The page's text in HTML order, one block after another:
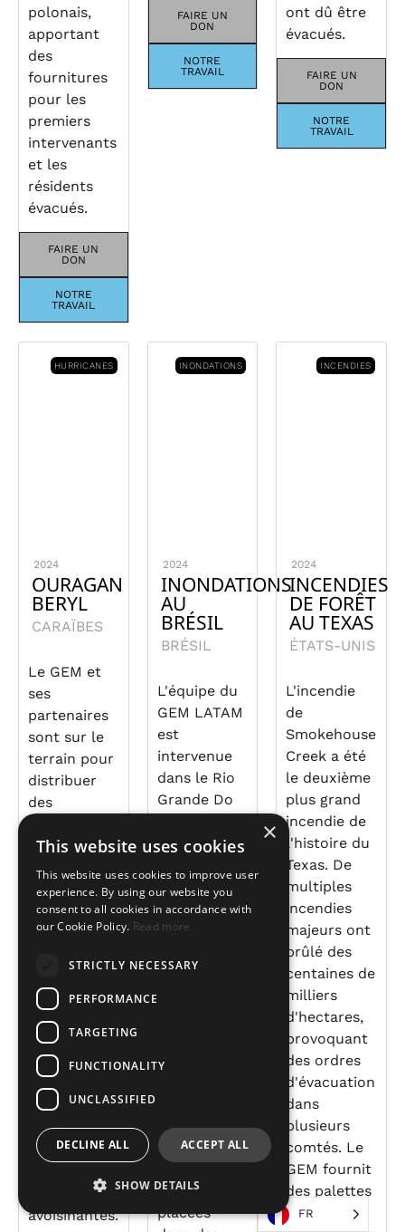
polonais,
apportant
des
fournitures
pour les
premiers
intervenants
et les
résidents
évacués.
FAIRE UN
DON
NOTRE
TRAVAIL
FAIRE UN
DON
NOTRE
TRAVAIL
ont dû être
évacués.
FAIRE UN
DON
NOTRE
TRAVAIL
HURRICANES
2024
OURAGAN
BERYL
CARAÏBES
Le GEM et
ses
partenaires
sont sur le
terrain pour
distribuer
des
à la suite de
cet ouragan
majeur.
L'ouragan
Beryl a
les Caraïbes,
causant
d'importants
dégâts à
Saint-
Vincent, à la
Grenade, à
la Jamaïque
d'autres îles
avoisinantes.
INONDATIONS
2024
INONDATIONS
AU
BRÉSIL
BRÉSIL
L'équipe du
GEM LATAM
est
intervenue
dans le Rio
Grande Do
Brésil, à la
inondations
extrêmes
survenues
mai 2024.
été privés
milliers de
personnes
évacuées et
placées
INCENDIES
2024
INCENDIES
DE FORÊT
AU TEXAS
ÉTATS-UNIS
L'incendie
de
Smokehouse
Creek a été
le deuxième
plus grand
incendie de
l'histoire du
Texas. De
multiples
incendies
majeurs ont
brûlé des
centaines de
milliers
d'hectares,
provoquant
des ordres
d'évacuation
dans
plusieurs
comtés. Le
GEM fournit
des palettes
de secours
FR
×
This website uses cookies
This website uses cookies to improve user
experience. By using our website you
consent to all cookies in accordance with
our Cookie Policy. Read more
STRICTLY NECESSARY
PERFORMANCE
TARGETING
FUNCTIONALITY
UNCLASSIFIED
ACCEPT ALL
DECLINE ALL
SHOW DETAILS